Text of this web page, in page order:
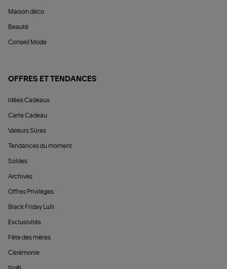
Maison déco
Beauté
Conseil Mode
OFFRES ET TENDANCES
Idées Cadeaux
Carte Cadeau
Valeurs Sûres
Tendances du moment
Soldes
Archives
Offres Privilèges
Black Friday Lulli
Exclusivités
Fête des mères
Cérémonie